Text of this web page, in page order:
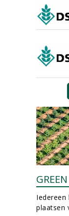
Iedereen
plaatsen